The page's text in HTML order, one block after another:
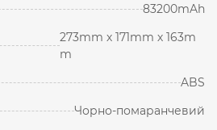
83200mAh
273mm х 171mm х 163m
m
ABS
Чорно-помаранчевий